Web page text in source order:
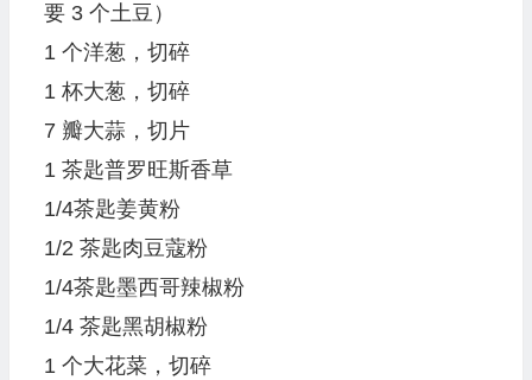
要 3 个土豆）
1 个洋葱，切碎
1 杯大葱，切碎
7 瓣大蒜，切片
1 茶匙普罗旺斯香草
1/4茶匙姜黄粉
1/2 茶匙肉豆蔻粉
1/4茶匙墨西哥辣椒粉
1/4 茶匙黑胡椒粉
1 个大花菜，切碎